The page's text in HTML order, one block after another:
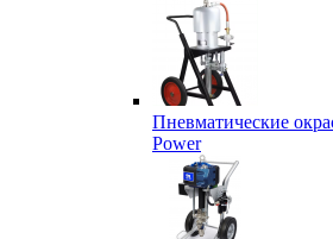
Пневматические
Power